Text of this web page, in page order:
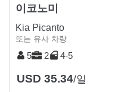
이코노미
Kia Picanto
또는 유사 차량
5 2 4-5
USD 35.34/일